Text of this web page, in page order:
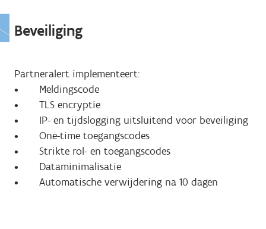
Beveiliging
Partneralert implementeert:
• Meldingscode
• TLS encryptie
• IP- en tijdslogging uitsluitend voor beveiliging
• One-time toegangscodes
• Strikte rol- en toegangscodes
• Dataminimalisatie
• Automatische verwijdering na 10 dagen